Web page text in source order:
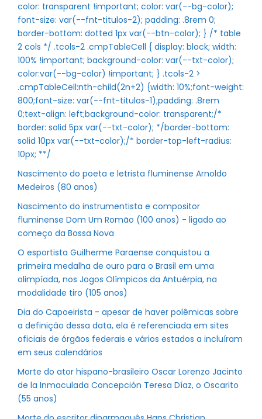
color: transparent !important; color: var(--bg-color);
font-size: var(--fnt-titulos-2); padding: .8rem 0;
border-bottom: dotted 1px var(--btn-color); } /* table
2 cols */ .tcols-2 .cmpTableCell { display: block; width:
100% !important; background-color: var(--txt-color);
color:var(--bg-color) !important; } .tcols-2 >
.cmpTableCell:nth-child(2n+2) {width: 10%;font-weight:
800;font-size: var(--fnt-titulos-1);padding: .8rem
0;text-align: left;background-color: transparent;/*
border: solid 5px var(--txt-color); */border-bottom:
solid 10px var(--txt-color);/* border-top-left-radius:
10px; **/
Nascimento do poeta e letrista fluminense Arnoldo
Medeiros (80 anos)
Nascimento do instrumentista e compositor
fluminense Dom Um Romão (100 anos) - ligado ao
começo da Bossa Nova
O esportista Guilherme Paraense conquistou a
primeira medalha de ouro para o Brasil em uma
olimpíada, nos Jogos Olímpicos da Antuérpia, na
modalidade tiro (105 anos)
Dia do Capoeirista - apesar de haver polêmicas sobre
a definição dessa data, ela é referenciada em sites
oficiais de órgãos federais e vários estados a incluíram
em seus calendários
Morte do ator hispano-brasileiro Oscar Lorenzo Jacinto
de la Inmaculada Concepción Teresa Díaz, o Oscarito
(55 anos)